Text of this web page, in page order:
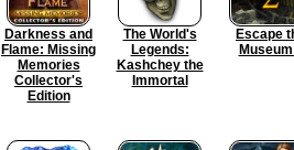
Darkness and
Flame: Missing
Memories
Collector's
Edition
The World's
Legends:
Kashchey the
Immortal
Escape
Museum